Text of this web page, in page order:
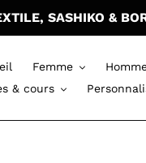
SASHIKO &
Femme
& cours